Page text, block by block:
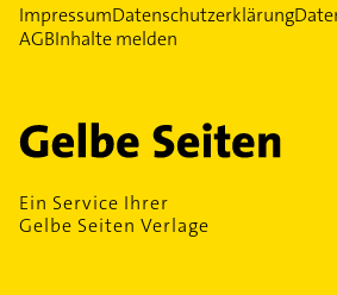
ImpressumDatenschutzerklärung
AGBInhalte melden
Ein Service Ihrer
Gelbe Seiten Verlage